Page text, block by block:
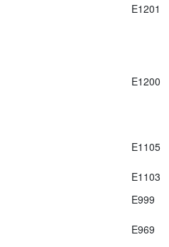
E1201
E1200
E1105
E1103
E999
E969